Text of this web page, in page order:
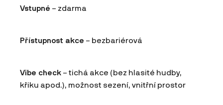
Vstupné – zdarma
Přístupnost akce – bezbariérová
Vibe check – tichá akce (bez hlasité hudby,
křiku apod.), možnost sezení, vnitřní prostor